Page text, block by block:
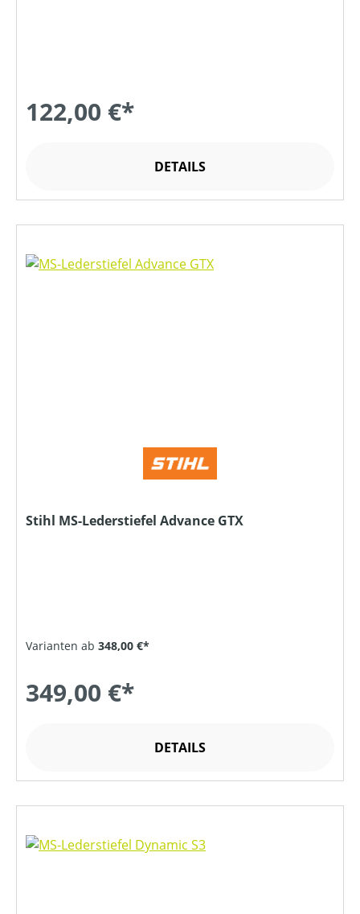
122,00 €*
DETAILS
Stihl MS-Lederstiefel Advance GTX
Varianten ab 348,00 €*
349,00 €*
DETAILS